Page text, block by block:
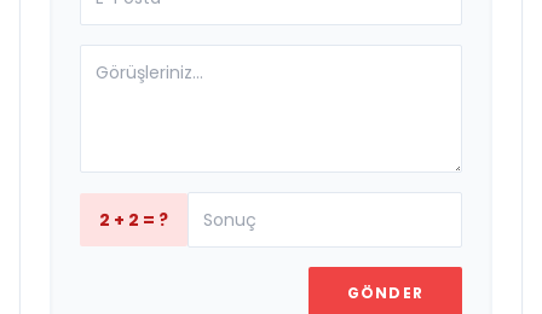
2 + 2 = ?
GÖNDER